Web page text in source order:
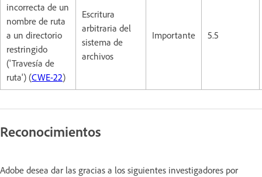
incorrecta de un
nombre de ruta
a un directorio
restringido
('Travesía de
ruta') (CWE-22)
Escritura
arbitraria del
sistema de
archivos
Importante 5.5
Reconocimientos
Adobe desea dar las gracias a los siguientes investigadores por